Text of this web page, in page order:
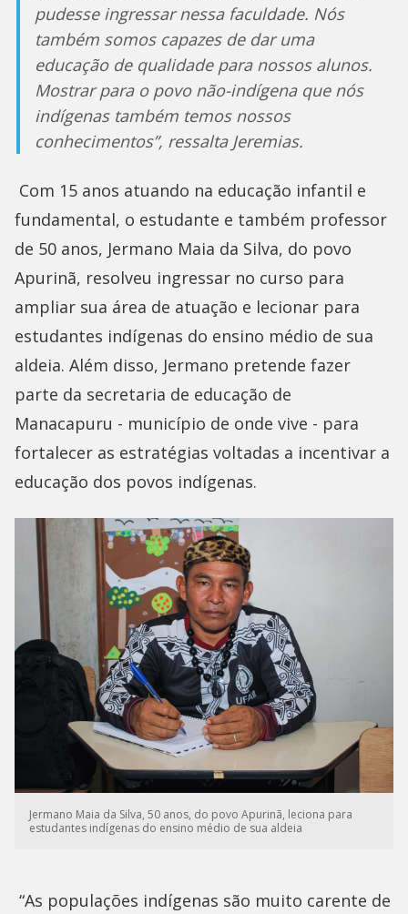
pudesse ingressar nessa faculdade. Nós
também somos capazes de dar uma
educação de qualidade para nossos alunos.
Mostrar para o povo não-indígena que nós
indígenas também temos nossos
conhecimentos”, ressalta Jeremias.
Com 15 anos atuando na educação infantil e
fundamental, o estudante e também professor
de 50 anos, Jermano Maia da Silva, do povo
Apurinã, resolveu ingressar no curso para
ampliar sua área de atuação e lecionar para
estudantes indígenas do ensino médio de sua
aldeia. Além disso, Jermano pretende fazer
parte da secretaria de educação de
Manacapuru - município de onde vive - para
fortalecer as estratégias voltadas a incentivar a
educação dos povos indígenas.
Jermano Maia da Silva, 50 anos, do povo Apurinã, leciona para
estudantes indígenas do ensino médio de sua aldeia
“As populações indígenas são muito carente de